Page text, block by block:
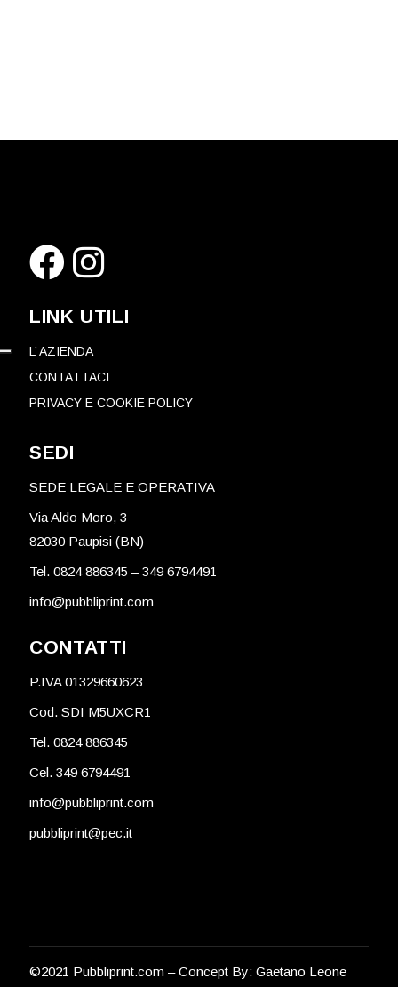
LINK UTILI
L’ AZIENDA
CONTATTACI
PRIVACY E COOKIE POLICY
SEDI
SEDE LEGALE E OPERATIVA
Via Aldo Moro, 3
82030 Paupisi (BN)
Tel. 0824 886345 –349 6794491
info@pubbliprint.com
CONTATTI
P.IVA 01329660623
Cod. SDI M5UXCR1
Tel. 0824 886345
Cel. 349 6794491
info@pubbliprint.com
pubbliprint@pec.it
©2021 Pubbliprint.com – Concept By: Gaetano Leone